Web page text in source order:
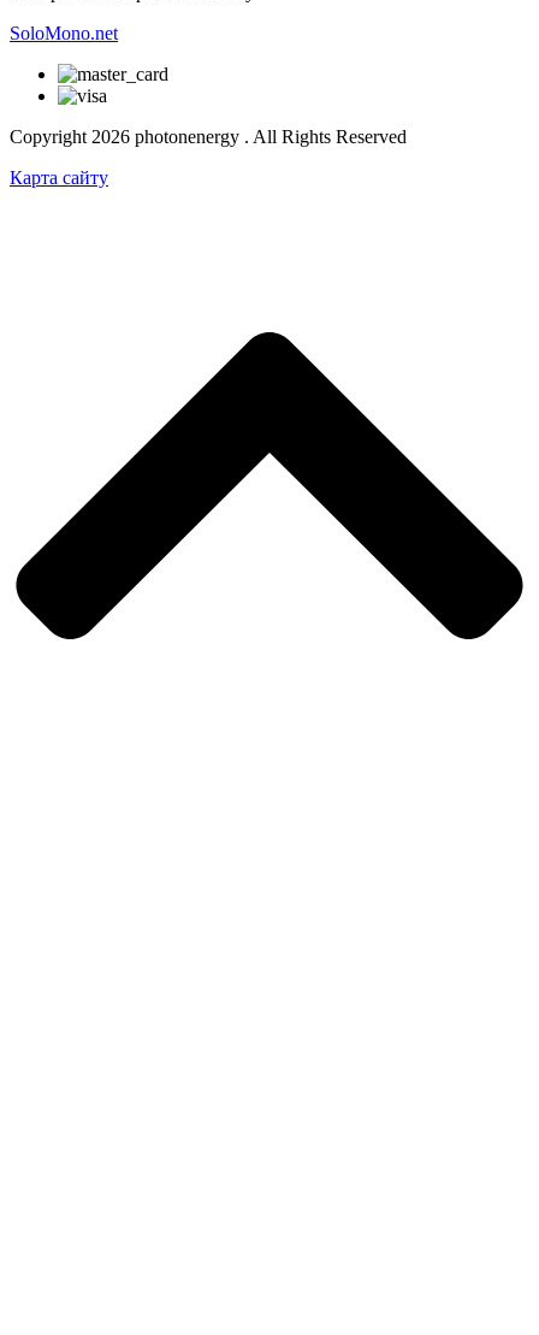
SoloMono.net
Copyright 2026 photonenergy . All Rights Reserved
Карта сайту